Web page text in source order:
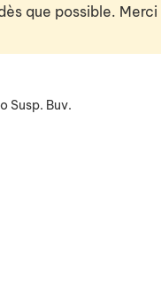
que possible.
Susp. Buv.